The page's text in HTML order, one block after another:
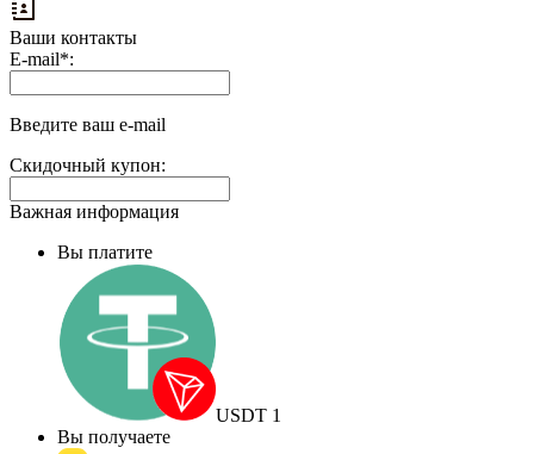
Ваши контакты
Выплаты
доп.
поле:
E-mail*:
Введите ваш e-mail
Скидочный купон:
Важная информация
Вы платите
USDT 1
Вы получаете